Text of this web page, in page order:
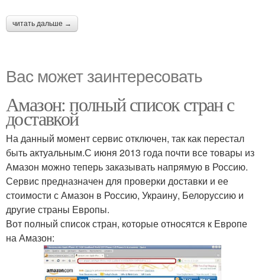
читать дальше →
Вас может заинтересовать
Амазон: полный список стран с
доставкой
На данный момент сервис отключен, так как перестал
быть актуальным.С июня 2013 года почти все товары из
Амазон можно теперь заказывать напрямую в Россию.
Сервис предназначен для проверки доставки и ее
стоимости с Амазон в Россию, Украину, Белоруссию и
другие страны Европы.
Вот полный список стран, которые относятся к Европе
на Амазон: